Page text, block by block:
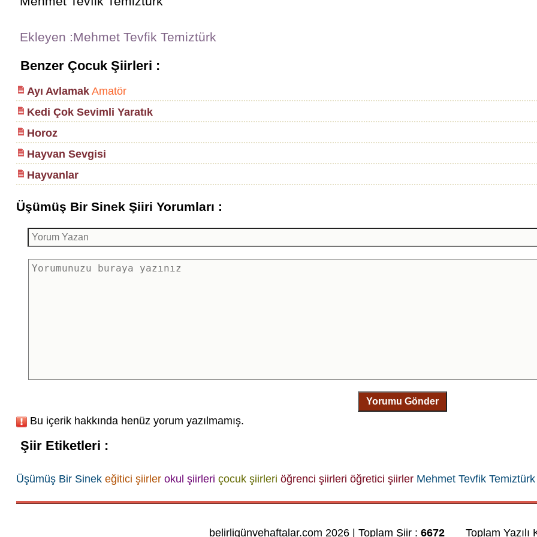
Ekleyen :Mehmet Tevfik Temiztürk
Benzer Çocuk Şiirleri :
Ayı AvlamakAmatör
Kedi Çok Sevimli Yaratık
Horoz
Hayvan Sevgisi
Hayvanlar
Üşümüş Bir Sinek Şiiri Yorumları :
Yorumu Gönder
Bu içerik hakkında henüz yorum yazılmamış.
Şiir Etiketleri :
Üşümüş Bir Sinek eğitici şiirler okul şiirleri çocuk şiirleri öğrenci şiirleri öğretici şiirler Mehmet Tevfik Temiztürk
belirligünvehaftalar.com 2026 | Toplam Şiir :6672 Toplam Yazılı